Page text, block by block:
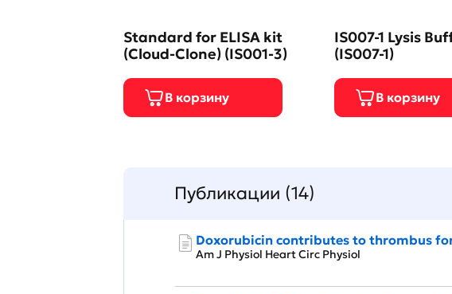
Standard for ELISA kit
(Cloud-Clone) (IS001-3)
IS007-1 Lysis
(IS007-1)
Публикации (14)
Doxorubicin contributes to thrombus
Am J Physiol Heart Circ Physiol